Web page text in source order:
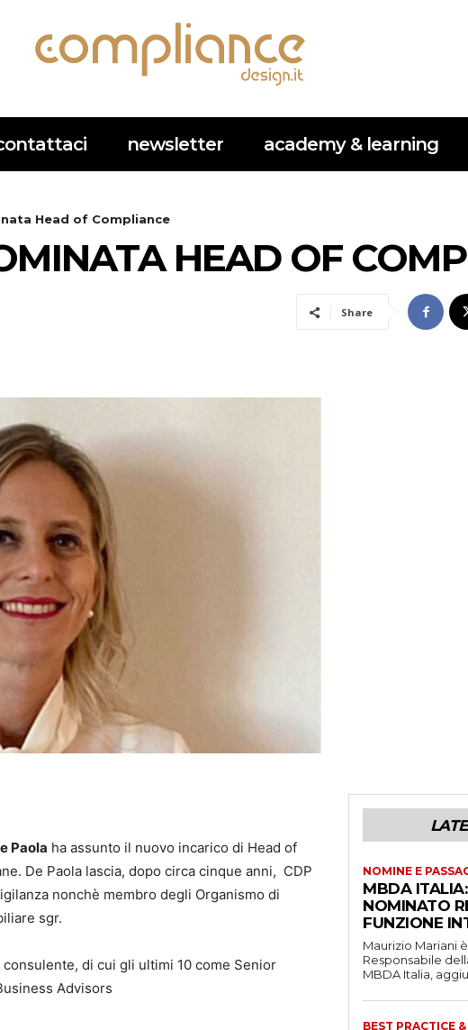
newsletter academy & learning
Head of Compliance
HEAD OF
Share
Paola ha assunto il nuovo incarico di Head of
De Paola lascia, dopo circa cinque anni, CDP
nonchè membro degli Organismo di
sgr.
di cui gli ultimi 10 come Senior
Advisors
NOMINE E
MBDA
NOMINATO
FUNZIONE
Maurizio Mariani
Responsabile
MBDA Italia,
BEST PRACTICE